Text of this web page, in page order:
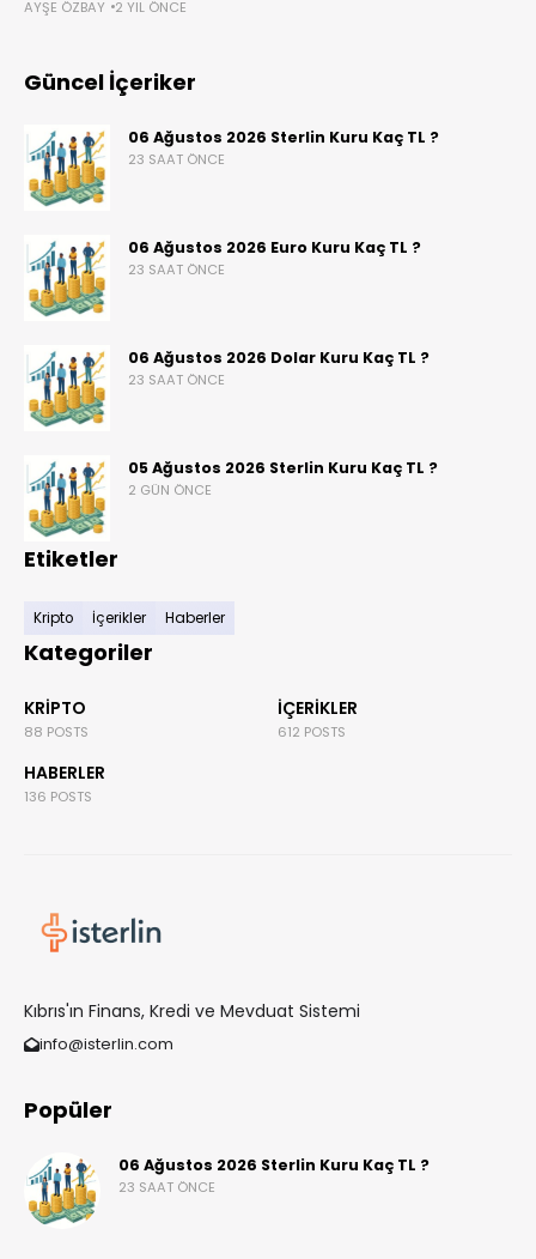
AYŞE ÖZBAY 2 YIL ÖNCE
Güncel İçeriker
06 Ağustos 2026 Sterlin Kuru Kaç TL ?
23 SAAT ÖNCE
06 Ağustos 2026 Euro Kuru Kaç TL ?
23 SAAT ÖNCE
06 Ağustos 2026 Dolar Kuru Kaç TL ?
23 SAAT ÖNCE
05 Ağustos 2026 Sterlin Kuru Kaç TL ?
2 GÜN ÖNCE
Etiketler
Kripto İçerikler Haberler
Kategoriler
KRIPTO
88 POSTS
İÇERIKLER
612 POSTS
HABERLER
136 POSTS
Kıbrıs'ın Finans, Kredi ve Mevduat Sistemi
info@isterlin.com
Popüler
06 Ağustos 2026 Sterlin Kuru Kaç TL ?
23 SAAT ÖNCE